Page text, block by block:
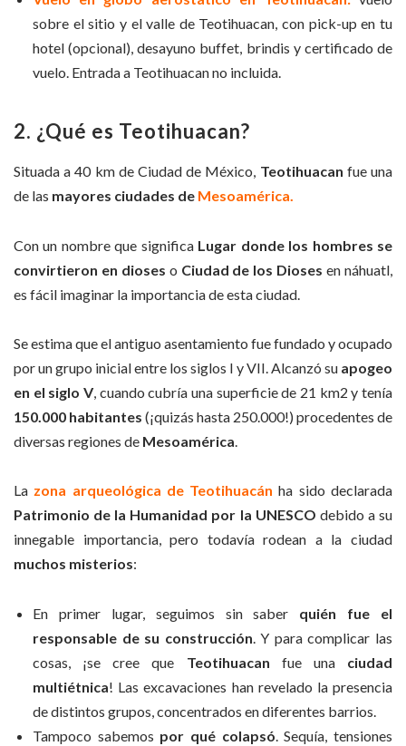
sobre el sitio y el valle de Teotihuacan, con pick-up en tu
hotel (opcional), desayuno buffet, brindis y certificado de
vuelo. Entrada a Teotihuacan no incluida.
2. ¿Qué es Teotihuacan?
Situada a 40 km de Ciudad de México, Teotihuacan fue una
de las mayores ciudades de Mesoamérica.
Con un nombre que significa Lugar donde los hombres se
convirtieron en dioses o Ciudad de los Dioses en náhuatl,
es fácil imaginar la importancia de esta ciudad.
Se estima que el antiguo asentamiento fue fundado y ocupado
por un grupo inicial entre los siglos I y VII. Alcanzó su apogeo
en el siglo V, cuando cubría una superficie de 21 km2 y tenía
150.000 habitantes (¡quizás hasta 250.000!) procedentes de
diversas regiones de Mesoamérica.
La zona arqueológica de Teotihuacán ha sido declarada
Patrimonio de la Humanidad por la UNESCO debido a su
innegable importancia, pero todavía rodean a la ciudad
muchos misterios:
En primer lugar, seguimos sin saber quién fue el
responsable de su construcción. Y para complicar las
cosas, ¡se cree que Teotihuacan fue una ciudad
multiétnica! Las excavaciones han revelado la presencia
de distintos grupos, concentrados en diferentes barrios.
Tampoco sabemos por qué colapsó. Sequía, tensiones